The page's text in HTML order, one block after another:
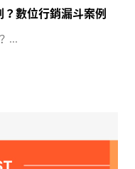
數位行銷漏斗案例
...